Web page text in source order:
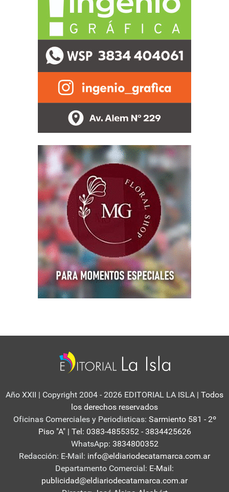
Año XXII | Copyright 2004 - 2026 EDITORIAL LA ISLA | Todos
los derechos reservados
Oficinas Comerciales y Periodisticas: Sarmiento 581 - 2º
Piso "A" | Tel: 0383-4855352 - 3834425626
WhatsApp: 3834800352
Redacción: E-Mail: info@eldiariodecatamarca.com.ar
Departamento Comercial: E-Mail:
publicidad@eldiariodecatamarca.com.ar